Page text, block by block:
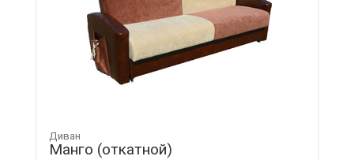
Диван
Манго (откатной)